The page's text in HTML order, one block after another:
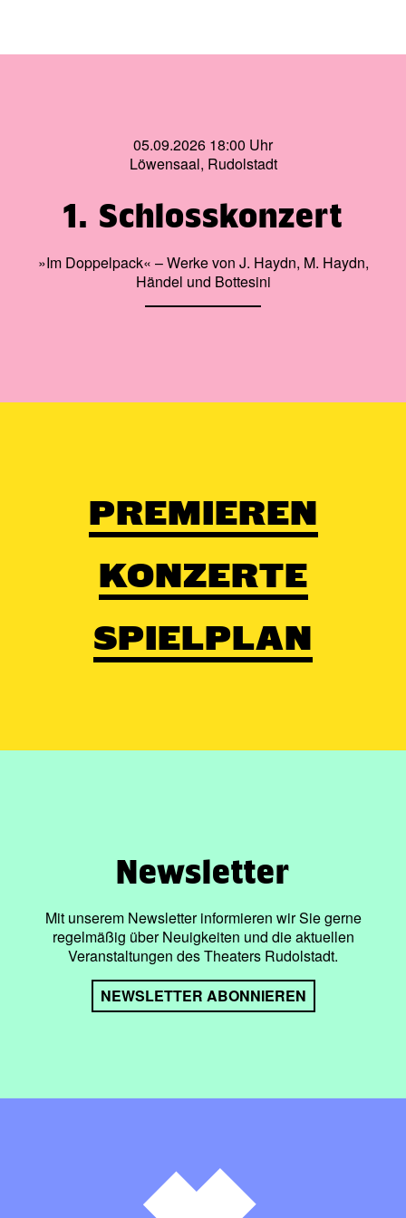
05.09.2026 18:00 Uhr
Löwensaal, Rudolstadt
1. Schlosskonzert
»Im Doppelpack« – Werke von J. Haydn, M. Haydn,
Händel und Bottesini
PREMIEREN
KONZERTE
SPIELPLAN
Newsletter
Mit unserem Newsletter informieren wir Sie gerne
regelmäßig über Neuigkeiten und die aktuellen
Veranstaltungen des Theaters Rudolstadt.
NEWSLETTER ABONNIEREN